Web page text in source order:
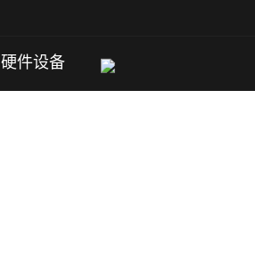
硬件设备